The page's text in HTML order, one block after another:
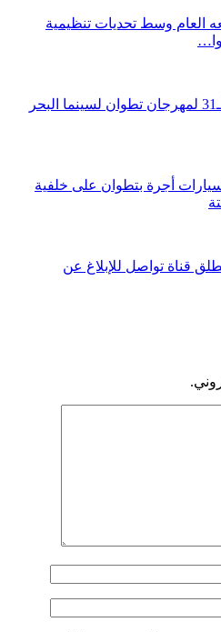
العام وسط تحديات تنظيمية
1.2 مليون درهم لدعم الدورة الـ31 لمهرجان تطوان لسينما البحر
أجرة بتطوان على خلفية
قناة تواصل للإبلاغ عن